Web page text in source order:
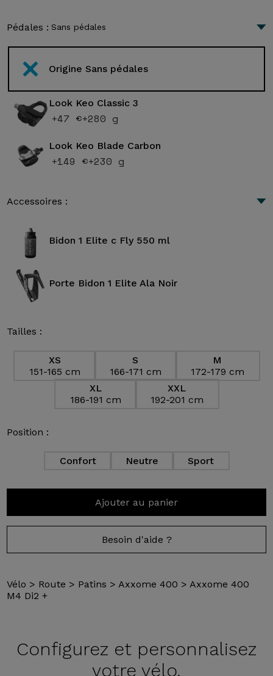
Pédales : Sans pédales
Origine Sans pédales
Look Keo Classic 3
+47 €+280 g
Look Keo Blade Carbon
+149 €+230 g
Accessoires :
Bidon 1 Elite c Fly 550 ml
Porte Bidon 1 Elite Ala Noir
Tailles :
XS
151-165 cm
S
166-171 cm
M
172-179 cm
XL
186-191 cm
XXL
192-201 cm
Position :
Confort Neutre Sport
Ajouter au panier
Besoin d'aide ?
Vélo > Route > Patins > Axxome 400 > Axxome 400
M4 Di2 +
Configurez et personnalisez
votre vélo.